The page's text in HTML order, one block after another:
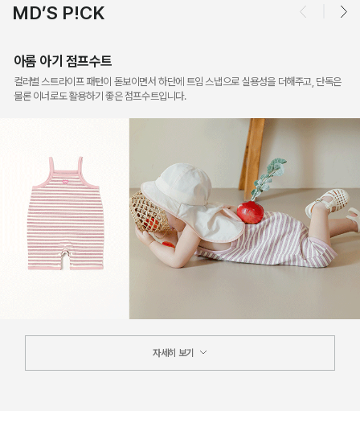
MD’S P!CK
아롬 아기 점프수트
컬러별 스트라이프 패턴이 돋보이면서 하단에 트임 스냅으로 실용성을 더해주고, 단독은
물론 이너로도 활용하기 좋은 점프수트입니다.
자세히 보기